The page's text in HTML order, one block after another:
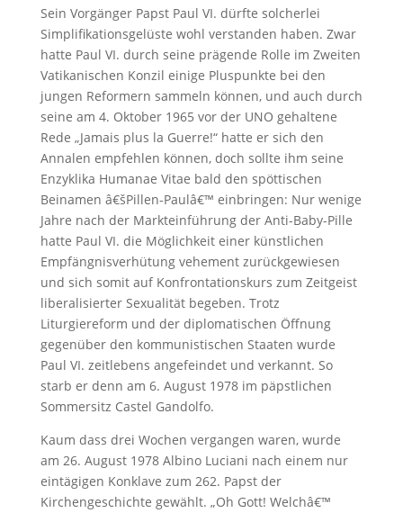
Sein Vorgänger Papst Paul VI. dürfte solcherlei
Simplifikationsgelüste wohl verstanden haben. Zwar
hatte Paul VI. durch seine prägende Rolle im Zweiten
Vatikanischen Konzil einige Pluspunkte bei den
jungen Reformern sammeln können, und auch durch
seine am 4. Oktober 1965 vor der UNO gehaltene
Rede „Jamais plus la Guerre!“ hatte er sich den
Annalen empfehlen können, doch sollte ihm seine
Enzyklika Humanae Vitae bald den spöttischen
Beinamen â€šPillen-Paulâ€™ einbringen: Nur wenige
Jahre nach der Markteinführung der Anti-Baby-Pille
hatte Paul VI. die Möglichkeit einer künstlichen
Empfängnisverhütung vehement zurückgewiesen
und sich somit auf Konfrontationskurs zum Zeitgeist
liberalisierter Sexualität begeben. Trotz
Liturgiereform und der diplomatischen Öffnung
gegenüber den kommunistischen Staaten wurde
Paul VI. zeitlebens angefeindet und verkannt. So
starb er denn am 6. August 1978 im päpstlichen
Sommersitz Castel Gandolfo.
Kaum dass drei Wochen vergangen waren, wurde
am 26. August 1978 Albino Luciani nach einem nur
eintägigen Konklave zum 262. Papst der
Kirchengeschichte gewählt. „Oh Gott! Welchâ€™